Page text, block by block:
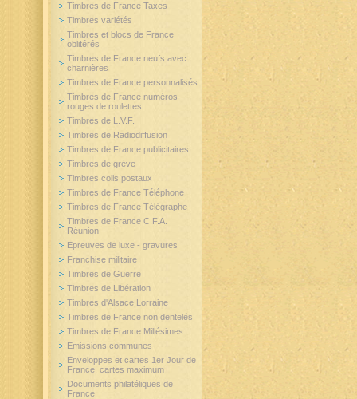
Timbres de France Taxes
Timbres variétés
Timbres et blocs de France
oblitérés
Timbres de France neufs avec
charnières
Timbres de France personnalisés
Timbres de France numéros
rouges de roulettes
Timbres de L.V.F.
Timbres de Radiodiffusion
Timbres de France publicitaires
Timbres de grève
Timbres colis postaux
Timbres de France Téléphone
Timbres de France Télégraphe
Timbres de France C.F.A.
Réunion
Epreuves de luxe - gravures
Franchise militaire
Timbres de Guerre
Timbres de Libération
Timbres d'Alsace Lorraine
Timbres de France non dentelés
Timbres de France Millésimes
Emissions communes
Enveloppes et cartes 1er Jour de
France, cartes maximum
Documents philatéliques de
France